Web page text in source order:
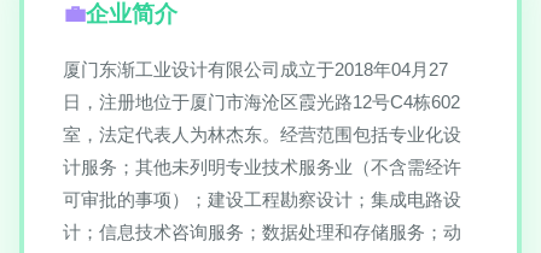
企业简介
厦门东渐工业设计有限公司成立于2018年04月27
日，注册地位于厦门市海沧区霞光路12号C4栋602
室，法定代表人为林杰东。经营范围包括专业化设
计服务；其他未列明专业技术服务业（不含需经许
可审批的事项）；建设工程勘察设计；集成电路设
计；信息技术咨询服务；数据处理和存储服务；动